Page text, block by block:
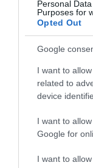
Personal
Purposes for
Opted Out
Google
I want to
related to
device
I want to
Google for
I want to
beszélgetés
előtt olyan
valaki azt
ez elég rosszul
dühösnek
szükségesnek
Forrás: